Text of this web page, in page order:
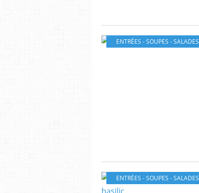
ENTRÉES - SOUPES - SALADES
ENTRÉES - SOUPES - SALADES